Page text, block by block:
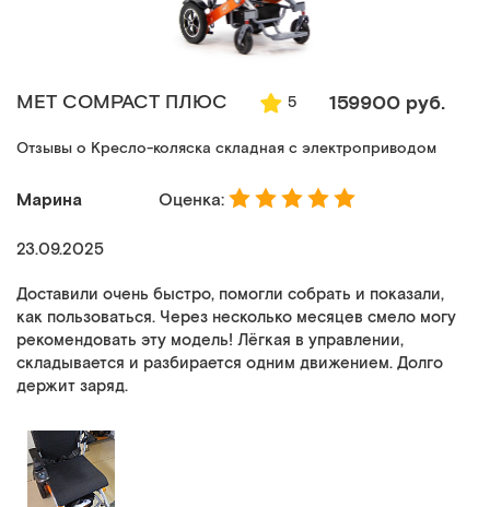
MET COMPACT ПЛЮС 5 159900 руб.
Отзывы о Кресло-коляска складная с электроприводом
Марина Оценка:
23.09.2025
Доставили очень быстро, помогли собрать и показали,
как пользоваться. Через несколько месяцев смело могу
рекомендовать эту модель! Лёгкая в управлении,
складывается и разбирается одним движением. Долго
держит заряд.